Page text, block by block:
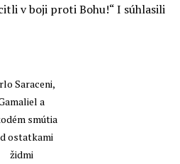
v boji proti Bohu!“ I súhlasili
Saraceni,
a
smútia
ostatkami
židmi